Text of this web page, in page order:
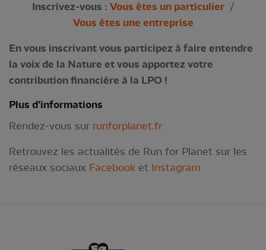
Inscrivez-vous : Vous êtes un particulier /
Vous êtes une entreprise
En vous inscrivant vous participez à faire entendre
la voix de la Nature et vous apportez votre
contribution financière à la LPO !
Plus d’informations
Rendez-vous sur runforplanet.fr
Retrouvez les actualités de Run for Planet sur les
réseaux sociaux Facebook et Instagram